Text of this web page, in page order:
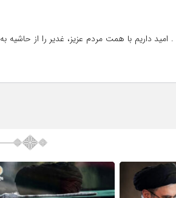
امید داریم با همت مردم عزیز، غدیر را از حاشیه به